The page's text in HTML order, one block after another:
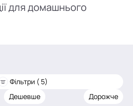
для домашнього
Фільтри ( 5)
Дешевше Дорожче